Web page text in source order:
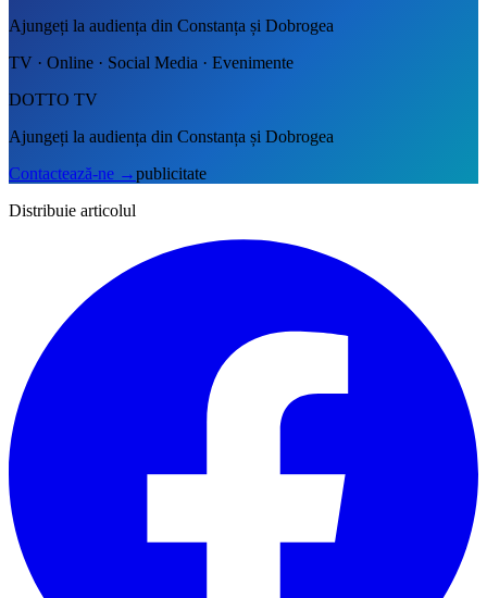
Ajungeți la audiența din Constanța și Dobrogea
TV · Online · Social Media · Evenimente
DOTTO TV
Ajungeți la audiența din Constanța și Dobrogea
Contactează-ne →publicitate
Distribuie articolul